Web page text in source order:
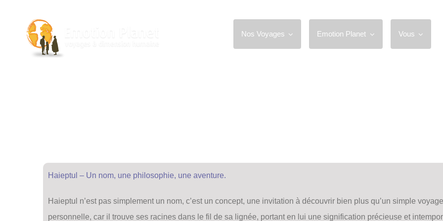
contenu
Nos Voyages Emotion Planet Vous
Haieptul – Un nom, une philosophie, une aventure.
Haieptul n’est pas simplement un nom, c’est un concept, une invitation à découvrir bien plus qu’un simple
personnelle, car il trouve ses racines dans le fil de sa lignée, portant en lui une signification précieuse et